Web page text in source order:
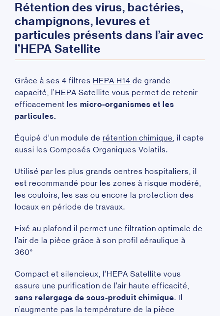
Rétention des virus, bactéries,
champignons, levures et
particules présents dans l’air avec
l’HEPA Satellite
Grâce à ses 4 filtres HEPA H14 de grande
capacité, l’HEPA Satellite vous permet de retenir
efficacement les micro-organismes et les
particules.
Équipé d’un module de rétention chimique, il capte
aussi les Composés Organiques Volatils.
Utilisé par les plus grands centres hospitaliers, il
est recommandé pour les zones à risque modéré,
les couloirs, les sas ou encore la protection des
locaux en période de travaux.
Fixé au plafond il permet une filtration optimale de
l’air de la pièce grâce à son profil aéraulique à
360°
Compact et silencieux, l’HEPA Satellite vous
assure une purification de l’air haute efficacité,
sans relargage de sous-produit chimique. Il
n’augmente pas la température de la pièce